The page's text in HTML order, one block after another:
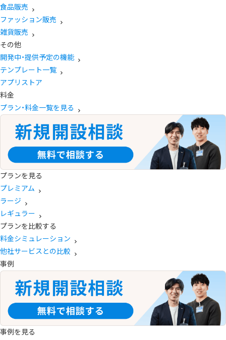
食品販売
ファッション販売
雑貨販売
その他
開発中・提供予定の機能
テンプレート一覧
アプリストア
料金
プラン・料金一覧を見る
プランを見る
プレミアム
ラージ
レギュラー
プランを比較する
料金シミュレーション
他社サービスとの比較
事例
事例を見る